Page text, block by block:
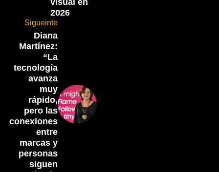
visual en
2026
Sigueinte
Diana
Martínez:
“La
tecnología
avanza
muy
rápido,
pero las
conexiones
entre
marcas y
personas
siguen